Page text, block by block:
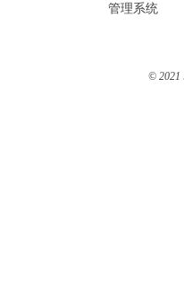
管理系统
© 2021